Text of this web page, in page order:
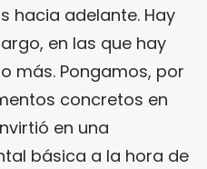
hacia adelante. Hay
en las que hay
más. Pongamos, por
concretos en
en una
básica a la hora de